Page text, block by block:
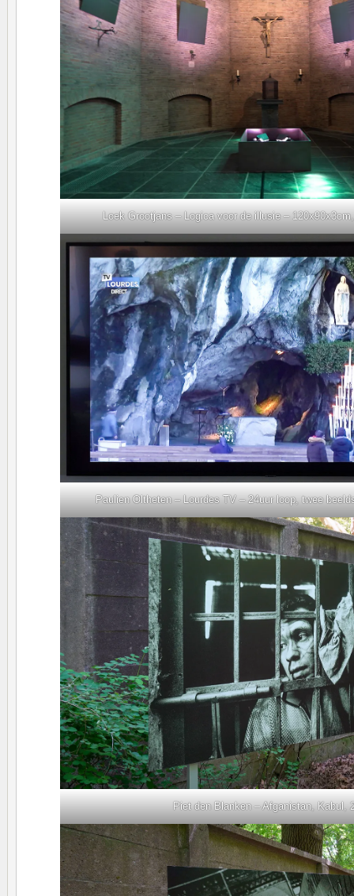
Loek Grootjans – Logica voor de illusie –
Paulien Oltheten – Lourdes TV – 24uur loop, twee
Piet den Blanken – Afganistan, Kabul,